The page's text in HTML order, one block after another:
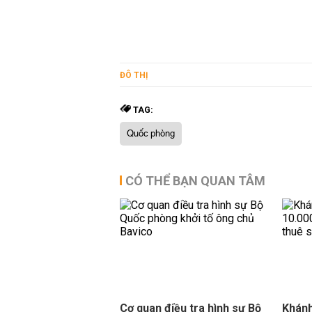
ĐÔ THỊ
TAG:
Quốc phòng
CÓ THỂ BẠN QUAN TÂM
Cơ quan điều tra hình sự Bộ